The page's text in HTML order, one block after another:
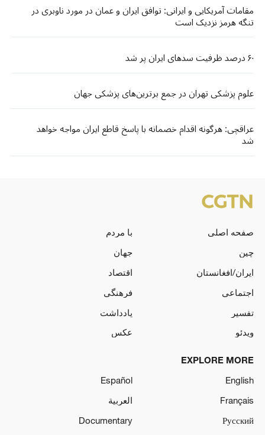
مقامات آمریکایی و ایرانی: توافق ایران و عمان در مورد ناوبری در
تنگه هرمز نزدیک است
۶۰ درصد ظرفیت سدهای ایران پر شد
علوم پزشکی تهران در جمع برترین‌های پزشکی جهان
عراقچی: هرگونه اقدام خصمانه با پاسخ قاطع ایران مواجه خواهد
شد
صفحه اصلی
با مردم
چین
جهان
ایران/افغانستان
اقتصاد
اجتماعی
فرهنگی
تفسیر
یادداشت
ویدئو
عکس
EXPLORE MORE
English
Español
Français
العربية
Русский
Documentary